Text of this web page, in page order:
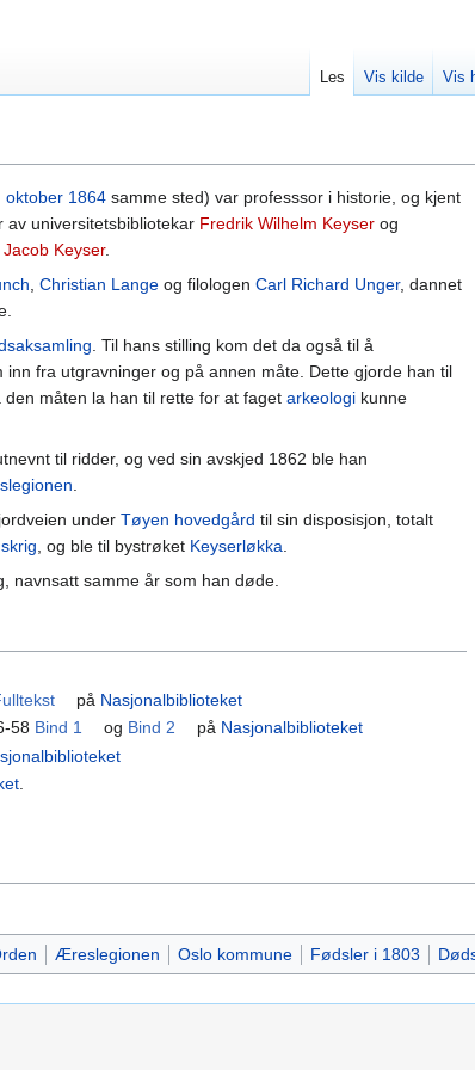
oktober 1864 samme sted) var professsor i historie, og kjent
av universitetsbibliotekar Fredrik Wilhelm Keyser og
Keyser.
, Christian Lange og filologen Carl Richard Unger, dannet
. Til hans stilling kom det da også til å
fra utgravninger og på annen måte. Dette gjorde han til
måten la han til rette for at faget arkeologi kunne
til ridder, og ved sin avskjed 1862 ble han
.
under Tøyen hovedgård til sin disposisjon, totalt
, og ble til bystrøket Keyserløkka.
navnsatt samme år som han døde.
på Nasjonalbiblioteket
58 Bind 1 og Bind 2 på Nasjonalbiblioteket
.
Æreslegionen Oslo kommune Fødsler i 1803
Les Vis kilde Vis